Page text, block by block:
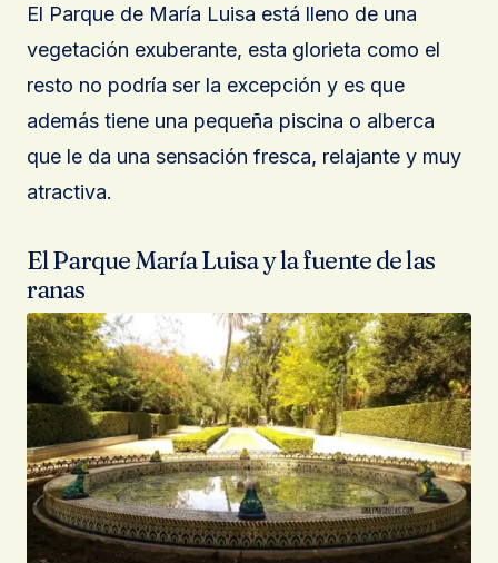
El Parque de María Luisa está lleno de una
vegetación exuberante, esta glorieta como el
resto no podría ser la excepción y es que
además tiene una pequeña piscina o alberca
que le da una sensación fresca, relajante y muy
atractiva.
El Parque María Luisa y la fuente de las
ranas